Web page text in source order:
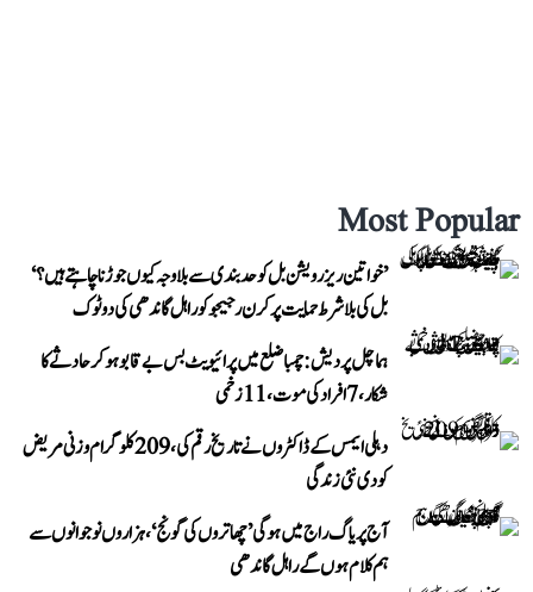
Most Popular
’خواتین ریزرویشن بل کو حدبندی سے بلا وجہ کیوں جوڑنا چاہتے ہیں؟‘
بل کی بلا شرط حمایت پر کرن رجیجو کو راہل گاندھی کی دوٹوک
ہماچل پردیش: چمبا ضلع میں پرائیویٹ بس بے قابو ہوکر حادثے کا
شکار، 7 افراد کی موت، 11 زخمی
دہلی ایمس کے ڈاکٹروں نے تاریخ رقم کی، 209 کلوگرام وزنی مریض
کو دی نئی زندگی
آج پریاگ راج میں ہوگی ’چھاتروں کی گونج‘، ہزاروں نوجوانوں سے
ہم کلام ہوں گے راہل گاندھی